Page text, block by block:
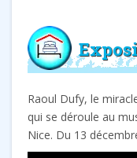
Raoul Dufy, le
qui se déroule au
Nice. Du 13